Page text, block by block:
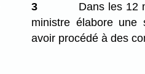
3
Dans les 12
ministre élabore une
avoir procédé à des